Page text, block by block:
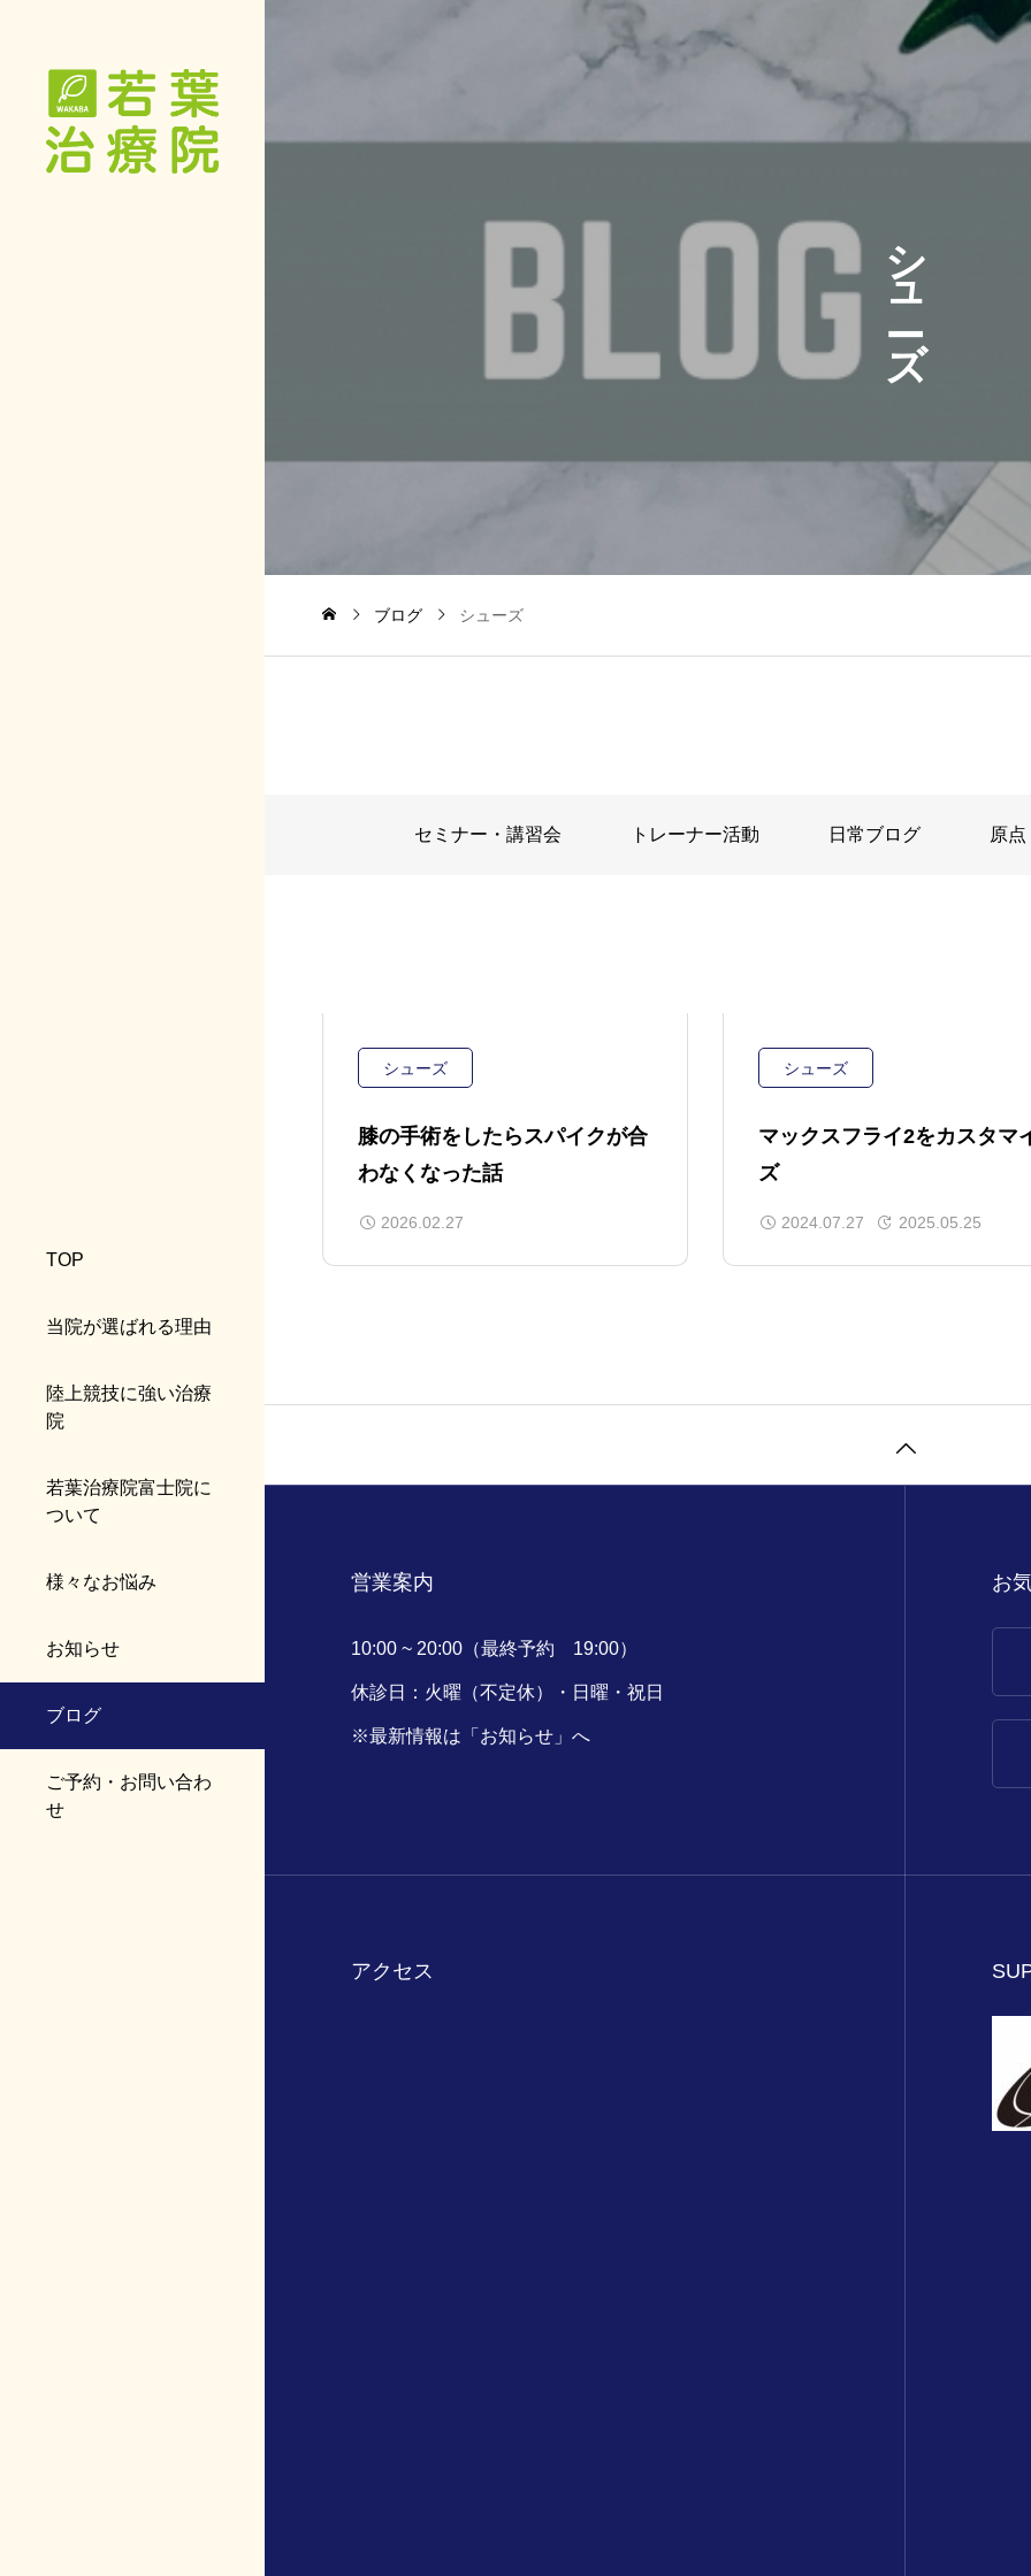
TOP
当院が選ばれる理由
陸上競技に強い治療
院
若葉治療院富士院に
ついて
様々なお悩み
お知らせ
ブログ
ご予約・お問い合わ
せ
シ
ュ
ズ
ブログ シューズ
セミナー・講習会 トレーナー活動 日常ブログ 原点
シューズ
膝の手術をしたらスパイクが合
わなくなった話
2026.02.27
シューズ
マックスフライ2をカスタマ
ズ
2024.07.27 2025.05.25
営業案内
10:00 ~ 20:00（最終予約 19:00）
休診日：火曜（不定休）・日曜・祝日
※最新情報は「お知らせ」へ
お
アクセス